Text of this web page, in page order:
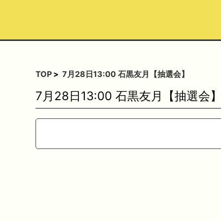
TOP 7月28日13:00 石黒友月【抽選会】
7月28日13:00 石黒友月【抽選会